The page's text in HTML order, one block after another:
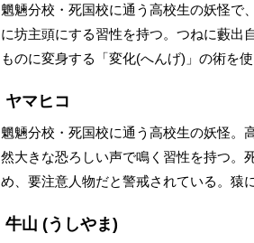
魍魎分校・死国校に通う高校生の妖怪で
に坊主頭にする習性を持つ。つねに藪出
ものに変身する「変化(へんげ)」の術を使
ヤマヒコ
魍魎分校・死国校に通う高校生の妖怪。
然大きな恐ろしい声で鳴く習性を持つ。
め、要注意人物だと警戒されている。猿
牛山 (うしやま)